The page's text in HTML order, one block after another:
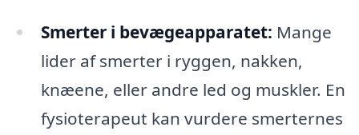
Smerter i bevægeapparatet: Mange
lider af smerter i ryggen, nakken,
knæene, eller andre led og muskler. En
fysioterapeut kan vurdere smerternes